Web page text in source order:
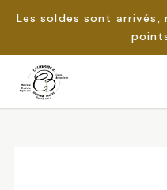
Les soldes sont arrivés,
Passer